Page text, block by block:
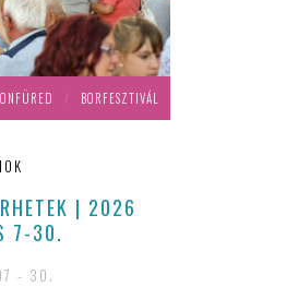
/ BORFESZTIVÁL
| 2026
7-30.
- 30.